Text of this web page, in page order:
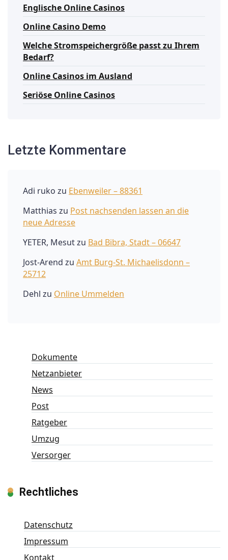
Englische Online Casinos
Online Casino Demo
Welche Stromspeichergröße passt zu Ihrem
Bedarf?
Online Casinos im Ausland
Seriöse Online Casinos
Letzte Kommentare
Adi ruko zu Ebenweiler – 88361
Matthias zu Post nachsenden lassen an die
neue Adresse
YETER, Mesutzu Bad Bibra, Stadt – 06647
Jost-Arend zu Amt Burg-St. Michaelisdonn –
25712
Dehl zu Online Ummelden
Dokumente
Netzanbieter
News
Post
Ratgeber
Umzug
Versorger
Rechtliches
Datenschutz
Impressum
Kontakt